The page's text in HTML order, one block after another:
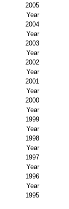
2005
Year
2004
Year
2003
Year
2002
Year
2001
Year
2000
Year
1999
Year
1998
Year
1997
Year
1996
Year
1995